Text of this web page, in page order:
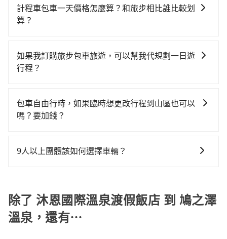
人座或九人座可供選擇，而且無人租車最令人詬病的就
是車況，打開車門才發現仍有上一組乘客遺留的垃圾或
位用戶卻遲遲尚未歸還，又或者要還車時卻偏偏找不到
停車位，對於急著用車或者要載其他乘客的人來說就有
的上下車地點仍有段距離，在遇到下雨天或者載行李
時，就顯得非常不便。
或新北的100倍之多。再加上宜蘭縣有些計程車司機不按
錶計費，約有47%會採現場議價，建議最好先上網預
到車以及計程車司機不跳錶計費的風險，如你們人數在
五人以上，分坐兩台計程車就不太方便，反而能事先預
預定時特別勾選，是可以讓置入提籠或提袋內的中小型
寵物同行。且為了行程安全，請勿將寵物抱出來或置於
計程車包車一天價格怎麼算？和旅步相比誰比較划
算？
格通常是根據時間或距離來計算，而且在不同城市和地
區，價格可能有所不同。另外，計程車包車價格也可能
下，旅步的包車服務價格相對更為透明和具體，一般是
按照包車時間和里程、車型來計費，價格在網站上公開
如果我訂購旅步包車旅遊，可以幫我代規劃一日遊
行程？
時還沒有規劃行程的服務。
包車自由行時，如果臨時想更改行程到山區也可以
嗎？要加錢？
旅步可能會根據行經的路線是否超過海拔1500公尺來進
心地享受旅步為您提供的服務。
9人以上團體該如何選擇車輛？
客車最多座位數量就是9人，如扣掉司機就只能乘坐8位
乘客，如果要10人以上就是營業大客車的範疇，也就是
中型巴士或大型遊覽車。非法改裝的車輛，不僅與車輛
除了 沐恩國際溫泉渡假飯店 到 鳩之澤
溫泉，還有⋯